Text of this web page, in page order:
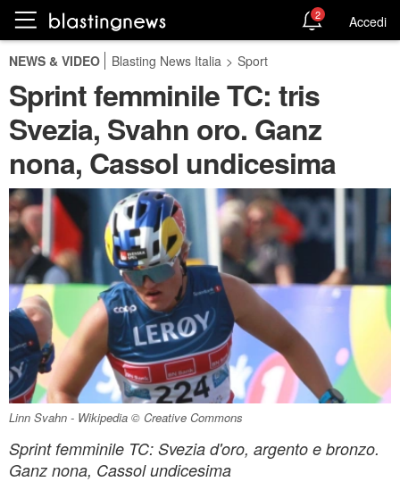
2 Accedi
NEWS & VIDEO Blasting News Italia > Sport
Sprint femminile TC: tris
Svezia, Svahn oro. Ganz
nona, Cassol undicesima
Linn Svahn - Wikipedia © Creative Commons
Sprint femminile TC: Svezia d'oro, argento e bronzo.
Ganz nona, Cassol undicesima